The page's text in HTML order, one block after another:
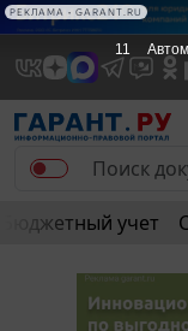
Бюджетный учет
10
РЕКЛАМА • GARANT.RU